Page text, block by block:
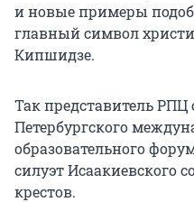
и новые примеры
главный символ
Кипшидзе.
Так представитель РПЦ
Петербургского
образовательного
силуэт Исаакиевского
крестов.